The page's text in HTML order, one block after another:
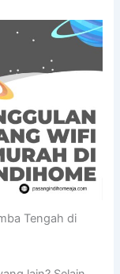
Tengah di